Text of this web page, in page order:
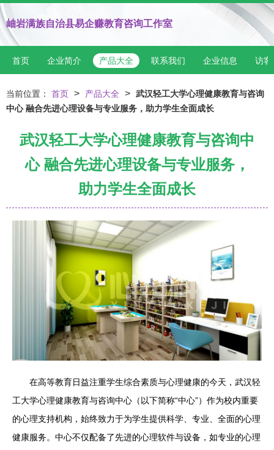
岫岩满族自治县易企赚教育咨询工作室
首页 企业简介 产品大全 联系我们 企业信息 访客
当前位置： 首页 > 产品大全 > 武汉轻工大学心理健康教育与咨询
中心 融合先进心理设备与专业服务，助力学生全面成长
武汉轻工大学心理健康教育与咨询中
心 融合先进心理设备与专业服务，
助力学生全面成长
在高等教育日益注重学生综合素质与心理健康的今天，武汉轻
工大学心理健康教育与咨询中心（以下简称“中心”）作为校内重要
的心理支持机构，始终致力于为学生提供科学、专业、全面的心理
健康服务。中心不仅配备了先进的心理软件与设备，如专业的心理